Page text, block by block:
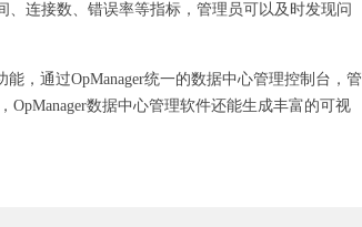
连接数、错误率等指标，管理员可以及时发现问
，通过OpManager统一的数据中心管理控制台，管
数据中心管理软件还能生成丰富的可视